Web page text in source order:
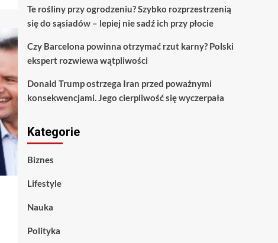
Te rośliny przy ogrodzeniu? Szybko rozprzestrzenią
się do sąsiadów – lepiej nie sadź ich przy płocie
Czy Barcelona powinna otrzymać rzut karny? Polski
ekspert rozwiewa wątpliwości
Donald Trump ostrzega Iran przed poważnymi
konsekwencjami. Jego cierpliwość się wyczerpała
Kategorie
Biznes
Lifestyle
Nauka
Polityka